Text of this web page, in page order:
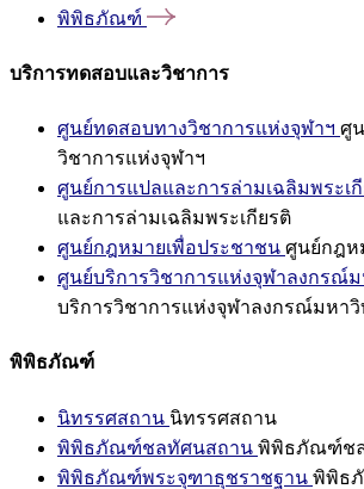
พิพิธภัณฑ์
บริการทดสอบและวิชาการ
ศูนย์ทดสอบทางวิชาการแห่งจุฬาฯ ศู
วิชาการแห่งจุฬาฯ
ศูนย์การแปลและการล่ามเฉลิมพระเ
และการล่ามเฉลิมพระเกียรติ
ศูนย์กฎหมายเพื่อประชาชน ศูนย์กฎห
ศูนย์บริการวิชาการแห่งจุฬาลงกรณ์
บริการวิชาการแห่งจุฬาลงกรณ์มหาวิ
พิพิธภัณฑ์
นิทรรศสถาน นิทรรศสถาน
พิพิธภัณฑ์ชลทัศนสถาน พิพิธภัณฑ์ช
พิพิธภัณฑ์พระจุฑาธุชราชฐาน พิพิธ